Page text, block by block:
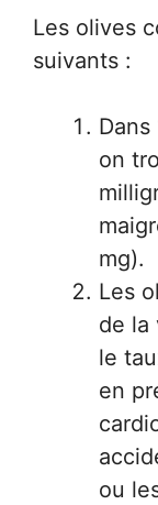
Les olives
suivants :
Dans
on
mg).
Les
de la
le
en
ou